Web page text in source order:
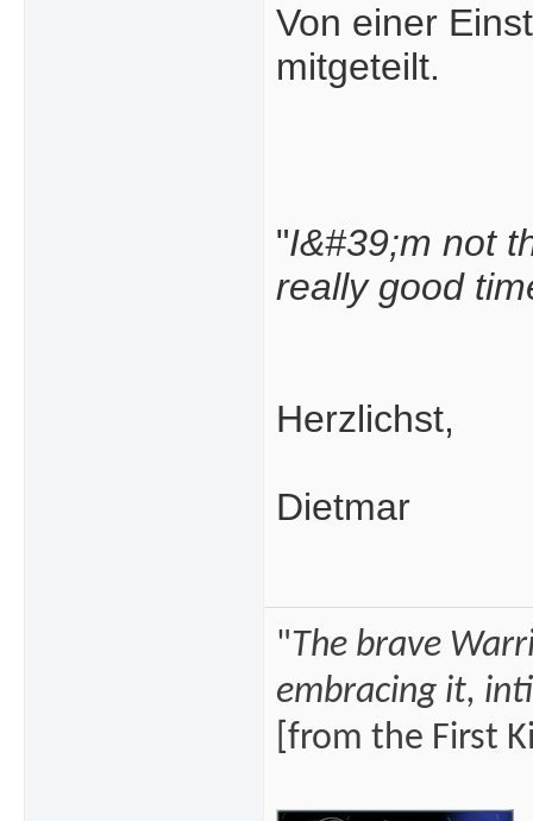
Von einer
mitgeteilt.
"I&#39;m not
really good
Herzlichst,
Dietmar
"The brave
embracing it,
[from the First